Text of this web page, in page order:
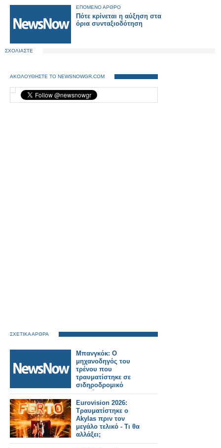
ΕΠΟΜΕΝΟ ΑΡΘΡΟ
Πότε κρίνεται η αύξηση στα
όρια συνταξιοδότηση
ΣΧΟΛΙΑΣΤΕ
ΑΚΟΛΟΥΘΗΣΤΕ ΤΟ NEWSNOWGR.COM
ΣΧΕΤΙΚΑ ΑΡΘΡΑ
Μπανγκόκ: Ο
μηχανοδηγός του
τρένου που
τραυματίστηκε σε
σιδηροδρομικό
δυστύχημα
ομολόγησε ότι έκανε
χρήση ναρκωτικών.
Eurovision 2026:
Τραυματίστηκε ο
Akylas πριν τον
μεγάλο τελικό - Τι θα
αλλάξει;